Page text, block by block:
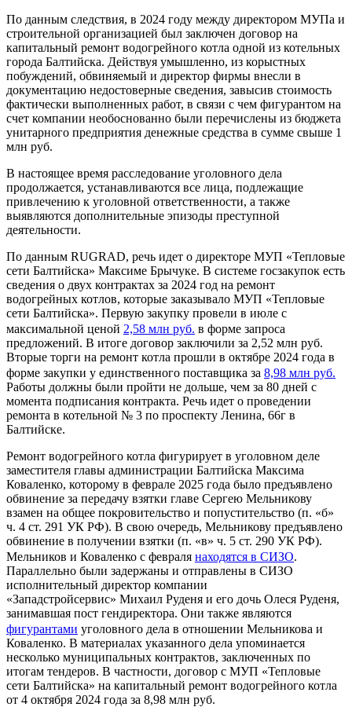
По данным следствия, в 2024 году между директором МУПа и
строительной организацией был заключен договор на
капитальный ремонт водогрейного котла одной из котельных
города Балтийска. Действуя умышленно, из корыстных
побуждений, обвиняемый и директор фирмы внесли в
документацию недостоверные сведения, завысив стоимость
фактически выполненных работ, в связи с чем фигурантом на
счет компании необоснованно были перечислены из бюджета
унитарного предприятия денежные средства в сумме свыше 1
млн руб.
В настоящее время расследование уголовного дела
продолжается, устанавливаются все лица, подлежащие
привлечению к уголовной ответственности, а также
выявляются дополнительные эпизоды преступной
деятельности.
По данным RUGRAD, речь идет о директоре МУП «Тепловые
сети Балтийска» Максиме Брычуке. В системе госзакупок есть
сведения о двух контрактах за 2024 год на ремонт
водогрейных котлов, которые заказывало МУП «Тепловые
сети Балтийска». Первую закупку провели в июле с
максимальной ценой 2,58 млн руб. в форме запроса
предложений. В итоге договор заключили за 2,52 млн руб.
Вторые торги на ремонт котла прошли в октябре 2024 года в
форме закупки у единственного поставщика за 8,98 млн руб.
Работы должны были пройти не дольше, чем за 80 дней с
момента подписания контракта. Речь идет о проведении
ремонта в котельной № 3 по проспекту Ленина, 66г в
Балтийске.
Ремонт водогрейного котла фигурирует в уголовном деле
заместителя главы администрации Балтийска Максима
Коваленко, которому в феврале 2025 года было предъявлено
обвинение за передачу взятки главе Сергею Мельникову
взамен на общее покровительство и попустительство (п. «б»
ч. 4 ст. 291 УК РФ). В свою очередь, Мельникову предъявлено
обвинение в получении взятки (п. «в» ч. 5 ст. 290 УК РФ).
Мельников и Коваленко с февраля находятся в СИЗО.
Параллельно были задержаны и отправлены в СИЗО
исполнительный директор компании
«Западстройсервис» Михаил Руденя и его дочь Олеся Руденя,
занимавшая пост гендиректора. Они также являются
фигурантами уголовного дела в отношении Мельникова и
Коваленко. В материалах указанного дела упоминается
несколько муниципальных контрактов, заключенных по
итогам тендеров. В частности, договор с МУП «Тепловые
сети Балтийска» на капитальный ремонт водогрейного котла
от 4 октября 2024 года за 8,98 млн руб.